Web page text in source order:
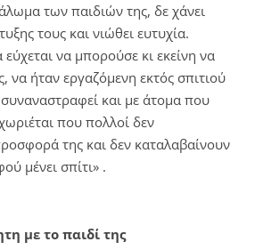
των παιδιών της, δε χάνει
τους και νιώθει ευτυχία.
να μπορούσε κι εκείνη να
να ήταν εργαζόμενη εκτός σπιτιού
και με άτομα που
που πολλοί δεν
της και δεν καταλαβαίνουν
μένει σπίτι» .
με το παιδί της